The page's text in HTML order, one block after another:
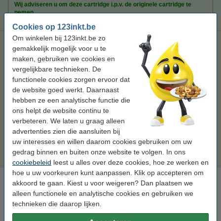
Cookies op 123inkt.be
Om winkelen bij 123inkt.be zo
gemakkelijk mogelijk voor u te
maken, gebruiken we cookies en
vergelijkbare technieken. De
functionele cookies zorgen ervoor dat
de website goed werkt. Daarnaast
hebben ze een analytische functie die
ons helpt de website continu te
verbeteren. We laten u graag alleen
advertenties zien die aansluiten bij
uw interesses en willen daarom cookies gebruiken om uw
gedrag binnen en buiten onze website te volgen. In ons
cookiebeleid leest u alles over deze cookies, hoe ze werken en
hoe u uw voorkeuren kunt aanpassen. Klik op accepteren om
akkoord te gaan. Kiest u voor weigeren? Dan plaatsen we
alleen functionele en analytische cookies en gebruiken we
technieken die daarop lijken.
Wij adviseren u om deze cartridge i.p.v. de originele cartridge te
nemen.
Epson aanbieding: T945-serie zwart + 3 kleuren (123inkt
huismerk)
zwart en kleur multipack
Bekijk de specificaties en omschrijving
Direct leverbaar
Maandag in huis
Prijs per ml € 0,57
€ 164,50 Bestellen
Epson T9461 inktcartridge zwart extra hoge capaciteit
(origineel)
zwart inkjetcartridge